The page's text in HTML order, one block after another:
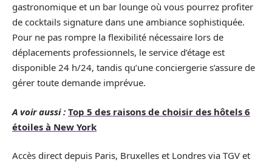
gastronomique et un bar lounge où vous pourrez profiter
de cocktails signature dans une ambiance sophistiquée.
Pour ne pas rompre la flexibilité nécessaire lors de
déplacements professionnels, le service d’étage est
disponible 24 h/24, tandis qu’une conciergerie s’assure de
gérer toute demande imprévue.
A voir aussi : Top 5 des raisons de choisir des hôtels 6
étoiles à New York
Accès direct depuis Paris, Bruxelles et Londres via TGV et